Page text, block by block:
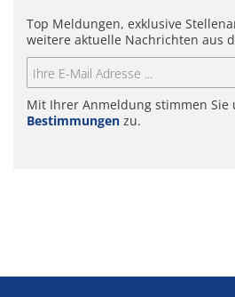
Top Meldungen, exklusive
weitere aktuelle Nachrichten aus
Mit Ihrer Anmeldung stimmen Sie
Bestimmungen zu.